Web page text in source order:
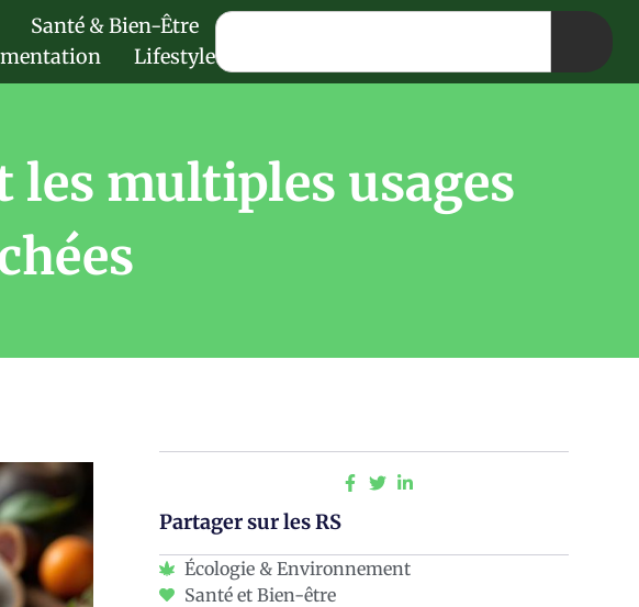
Santé & Bien-Être
Lifestyle
multiples usages
Partager sur les RS
Écologie & Environnement
Santé et Bien-être